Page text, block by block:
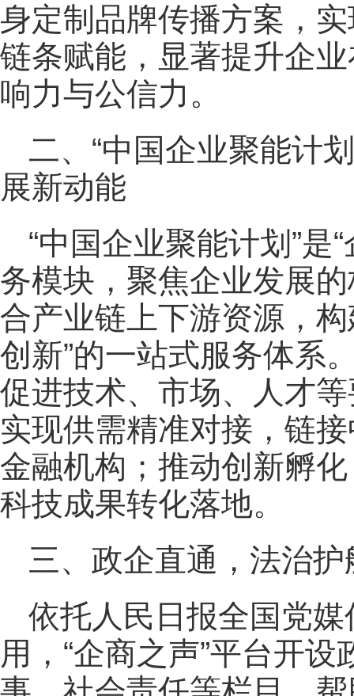
身定制品牌传播方案，
链条赋能，显著提升企
响力与公信力。
二、“中国企业聚能计
展新动能
“中国企业聚能计划”是
务模块，聚焦企业发展
合产业链上下游资源，
创新”的一站式服务体系
促进技术、市场、人才
实现供需精准对接，链
金融机构；推动创新孵
科技成果转化落地。
三、政企直通，法治
依托人民日报全国党
用，“企商之声”平台开